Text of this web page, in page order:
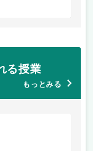
る授業
もっとみる